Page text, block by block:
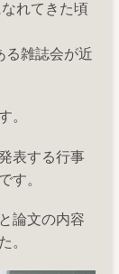
れてきた頃
る雑誌会が近
表する行事
。
論文の内容